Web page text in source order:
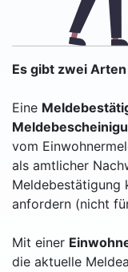
Es gibt zwei
Eine
vom
als amtlicher
Meldebestätigung
anfordern (nicht
Mit einer
die aktuelle